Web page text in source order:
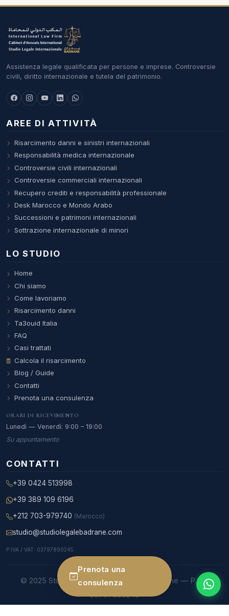
Assistenza legale qualificata per persone e imprese. Controversie
civili, diritto internazionale e tutela del patrimonio.
AREE DI ATTIVITÀ
Risarcimento danni e sinistri internazionali
Responsabilità medica internazionale
Controversie civili internazionali
Controversie commerciali internazionali
Recupero crediti e responsabilità professionale
Desk Marocco e Mondo Arabo
Successioni e patrimoni internazionali
Sottrazione internazionale di minori
LO STUDIO
Home
Chi siamo
Come lavoriamo
Risarcimento danni
Ta3ouid Italia
FAQ
Casi trattati
Calcola il risarcimento
Blog / Guide
Contatti
Prenota una consulenza
ORARI DI RICEVIMENTO
Lunedì — Venerdì: 9:00 – 19:00
Su appuntamento
CONTATTI
+39 0424 513998
+39 389 109 6196
+212 703-979740 (Marocco)
studio@studiolegalebadrane.com
P.IVA / VAT: 03797890245
© 2025 Studio Legale Internazionale Badrane — P.IVA
03797890245
Prenota una
consulenza